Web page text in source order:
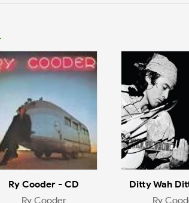
Ry Cooder - CD
Ry Cooder
Ditty Wah
Ry